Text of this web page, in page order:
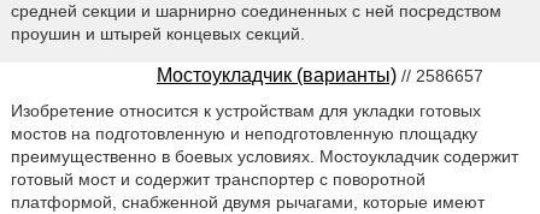
средней секции и шарнирно соединенных с ней посредством
проушин и штырей концевых секций.
Мостоукладчик (варианты) // 2586657
Изобретение относится к устройствам для укладки готовых
мостов на подготовленную и неподготовленную площадку
преимущественно в боевых условиях. Мостоукладчик содержит
готовый мост и содержит транспортер с поворотной
платформой, снабженной двумя рычагами, которые имеют